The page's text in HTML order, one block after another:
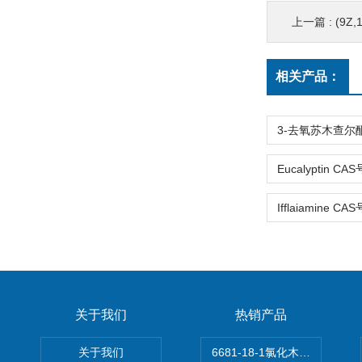
上一篇 :
相关产品：
关于我们
关于我们
热销产品
6681-18-1氯化木兰花碱